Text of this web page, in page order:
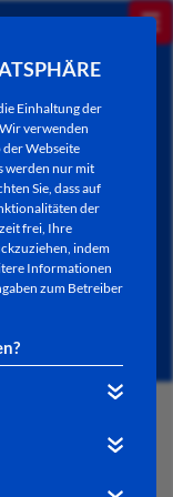
Einhaltung der
verwenden
Webseite
werden nur mit
Sie, dass auf
der
frei, Ihre
indem
Informationen
zum Betreiber